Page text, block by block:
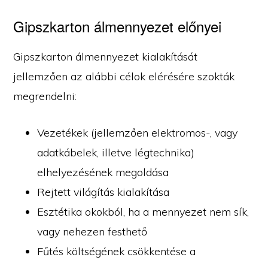
Gipszkarton álmennyezet előnyei
Gipszkarton álmennyezet kialakítását
jellemzően az alábbi célok elérésére szokták
megrendelni:
Vezetékek (jellemzően elektromos-, vagy
adatkábelek, illetve légtechnika)
elhelyezésének megoldása
Rejtett világítás kialakítása
Esztétika okokból, ha a mennyezet nem sík,
vagy nehezen festhető
Fűtés költségének csökkentése a